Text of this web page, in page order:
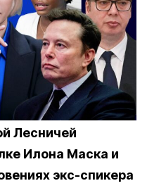
Лесничей
Илона Маска и
экс-спикера